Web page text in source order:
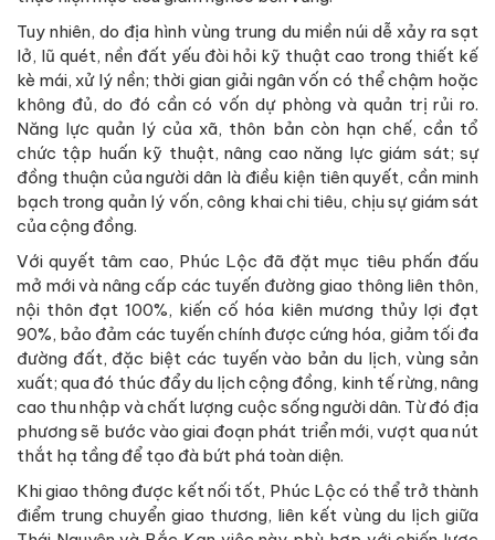
Tuy nhiên, do địa hình vùng trung du miền núi dễ xảy ra sạt
lở, lũ quét, nền đất yếu đòi hỏi kỹ thuật cao trong thiết kế
kè mái, xử lý nền; thời gian giải ngân vốn có thể chậm hoặc
không đủ, do đó cần có vốn dự phòng và quản trị rủi ro.
Năng lực quản lý của xã, thôn bản còn hạn chế, cần tổ
chức tập huấn kỹ thuật, nâng cao năng lực giám sát; sự
đồng thuận của người dân là điều kiện tiên quyết, cần minh
bạch trong quản lý vốn, công khai chi tiêu, chịu sự giám sát
của cộng đồng.
Với quyết tâm cao, Phúc Lộc đã đặt mục tiêu phấn đấu
mở mới và nâng cấp các tuyến đường giao thông liên thôn,
nội thôn đạt 100%, kiến cố hóa kiên mương thủy lợi đạt
90%, bảo đảm các tuyến chính được cứng hóa, giảm tối đa
đường đất, đặc biệt các tuyến vào bản du lịch, vùng sản
xuất; qua đó thúc đẩy du lịch cộng đồng, kinh tế rừng, nâng
cao thu nhập và chất lượng cuộc sống người dân. Từ đó địa
phương sẽ bước vào giai đoạn phát triển mới, vượt qua nút
thắt hạ tầng để tạo đà bứt phá toàn diện.
Khi giao thông được kết nối tốt, Phúc Lộc có thể trở thành
điểm trung chuyển giao thương, liên kết vùng du lịch giữa